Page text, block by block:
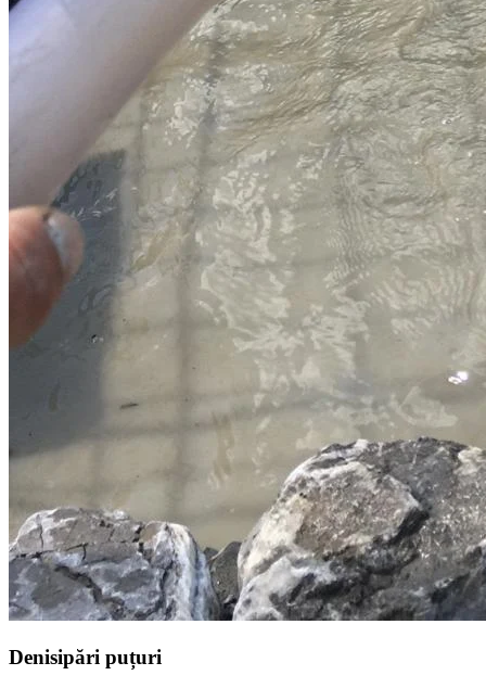
Denisipări puțuri